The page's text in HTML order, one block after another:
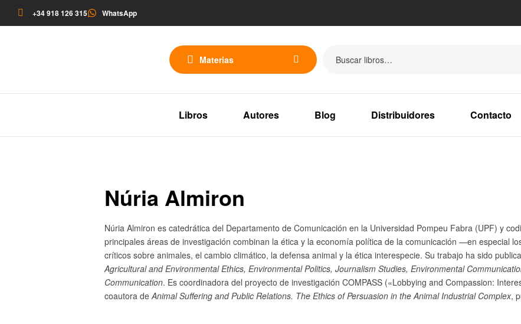
+34 918 126 315 WhatsApp
Materias
Libros Autores Blog Distribuidores Contacto
Núria Almiron
Núria Almiron es catedrática del Departamento de Comunicación en la Universidad Pompeu Fabra (UPF) y
principales áreas de investigación combinan la ética y la economía política de la comunicación —en especial
críticos sobre animales, el cambio climático, la defensa animal y la ética interespecie. Su trabajo ha sido
Agricultural and Environmental Ethics, Environmental Politics, Journalism Studies, Environmental
Communication. Es coordinadora del proyecto de investigación COMPASS («Lobbying and Compassion:
coautora deAnimal Suffering and Public Relations. The Ethics of Persuasion in the Animal Industrial Complex,